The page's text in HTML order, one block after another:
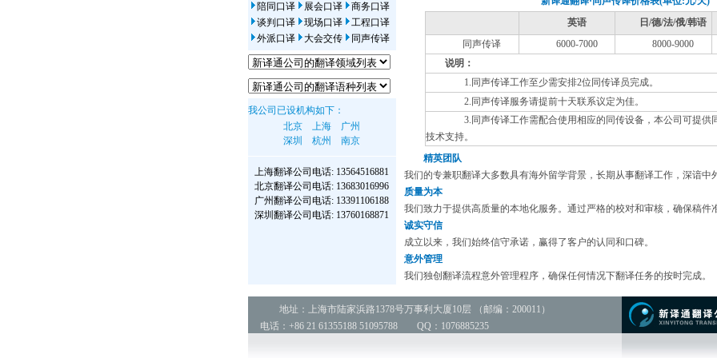
陪同口译 展会口译
商务口译
谈判口译
现场口译
工程口译
外派口译
大会交传 同声传译
我公司已设机构如下：
北京
上海
广州
深圳
杭州 南京
上海翻译公司 电话: 13564516881
北京翻译公司 电话: 13683016996
广州翻译公司 电话: 13391106188
深圳翻译公司 电话: 13760168871
英语
日/德/法/俄/韩语
同声传译
6000-7000
8000-9000
说明：
1.同声传译工作至少需安排2位同传译员完成。
2.同声传译服务请提前十天联系议定为佳。
3.同声传译工作需配合使用相应的同传设备，本公司可提供
技术支持。
精英团队
我们的专兼职翻译大多数具有海外留学背景，长期从事翻译工作，深谙中
质量为本
我们致力于提供高质量的本地化服务。通过严格的校对和审核，确保稿件
诚实守信
成立以来，我们始终信守承诺，赢得了客户的认同和口碑。
意外管理
我们独创翻译流程意外管理程序，确保任何情况下翻译任务的按时完成。
地址：上海市陆家浜路1378号万事利大厦10层 （邮编：200011）
电话：+86 21 61355188 51095788 QQ：1076885235